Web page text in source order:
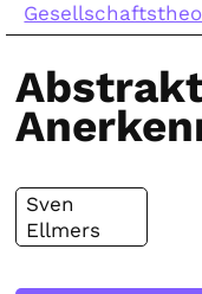
Sven
Ellmers